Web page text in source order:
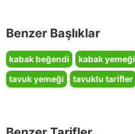
Benzer Başlıklar
kabak beğendi kabak yemeği
tavuk yemeği
tavuklu tarifler